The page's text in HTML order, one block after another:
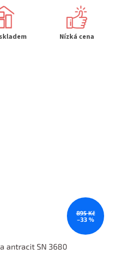
Nízká cena
895 Kč
–33 %
antracit SN 3680